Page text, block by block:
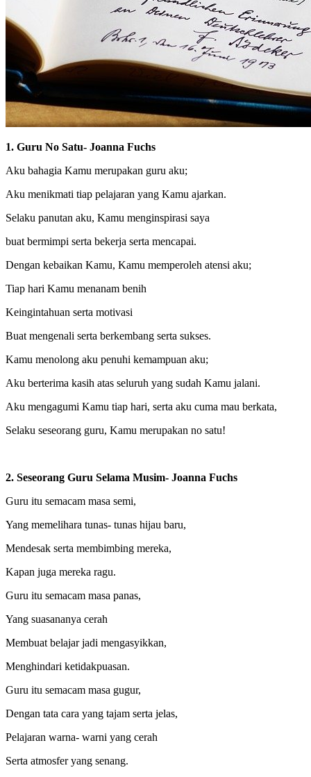
1. Guru No Satu- Joanna Fuchs
Aku bahagia Kamu merupakan guru aku;
Aku menikmati tiap pelajaran yang Kamu ajarkan.
Selaku panutan aku, Kamu menginspirasi saya
buat bermimpi serta bekerja serta mencapai.
Dengan kebaikan Kamu, Kamu memperoleh atensi aku;
Tiap hari Kamu menanam benih
Keingintahuan serta motivasi
Buat mengenali serta berkembang serta sukses.
Kamu menolong aku penuhi kemampuan aku;
Aku berterima kasih atas seluruh yang sudah Kamu jalani.
Aku mengagumi Kamu tiap hari, serta aku cuma mau berkata,
Selaku seseorang guru, Kamu merupakan no satu!
2. Seseorang Guru Selama Musim- Joanna Fuchs
Guru itu semacam masa semi,
Yang memelihara tunas- tunas hijau baru,
Mendesak serta membimbing mereka,
Kapan juga mereka ragu.
Guru itu semacam masa panas,
Yang suasananya cerah
Membuat belajar jadi mengasyikkan,
Menghindari ketidakpuasan.
Guru itu semacam masa gugur,
Dengan tata cara yang tajam serta jelas,
Pelajaran warna- warni yang cerah
Serta atmosfer yang senang.